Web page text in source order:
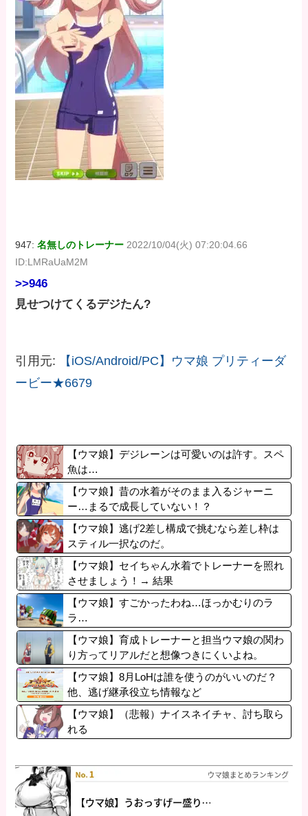
947:名無しのトレーナー 2022/10/04(火) 07:20:04.66
ID:LMRaUaM2M
>>946
見せつけてくるデジたん?
引用元:
【iOS/Android/PC】ウマ娘 プリティーダ
ービー★6679
【ウマ娘】デジレーンは可愛いのは許す。スペ
魚は…
【ウマ娘】昔の水着がそのまま入るジャーニ
ー…まるで成長していない！？
【ウマ娘】逃げ2差し構成で挑むなら差し枠は
スティル一択なのだ。
【ウマ娘】セイちゃん水着でトレーナーを照れ
させましょう！→ 結果
【ウマ娘】すごかったわね…ほっかむりのラ
ラ…
【ウマ娘】育成トレーナーと担当ウマ娘の関わ
り方ってリアルだと想像つきにくいよね。
【ウマ娘】8月LoHは誰を使うのがいいのだ？
他、逃げ継承役立ち情報など
【ウマ娘】（悲報）ナイスネイチャ、討ち取ら
れる